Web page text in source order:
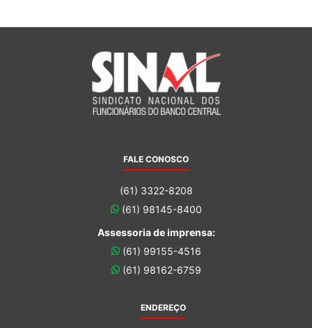
FALE CONOSCO
(61) 3322-8208
(61) 98145-8400
Assessoria de imprensa:
(61) 99155-4516
(61) 98162-6759
ENDEREÇO